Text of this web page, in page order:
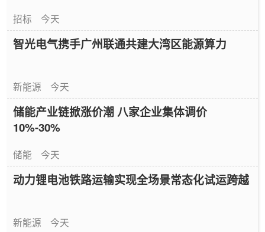
招标 今天
智光电气携手广州联通共建大湾区能源算力
新能源 今天
储能产业链掀涨价潮 八家企业集体调价
10%-30%
储能 今天
动力锂电池铁路运输实现全场景常态化试运跨越
新能源 今天